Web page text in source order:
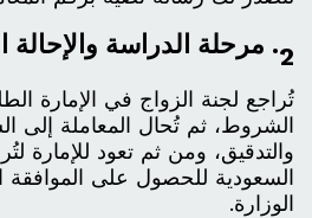
2. مرحلة الدراسة والإحالة الأمنية
تُراجع لجنة الزواج في الإمارة
الشروط، ثم تُحال المعاملة إلى
والتدقيق، ومن ثم تعود للإمارة
السعودية للحصول على الموافقة
الوزارة.